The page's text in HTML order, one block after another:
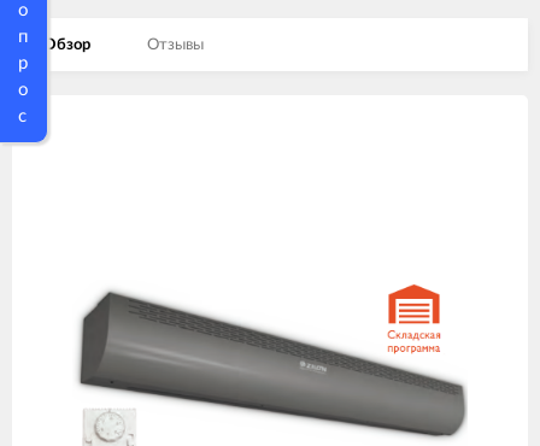
о
п
р
о
с
Обзор Отзывы
Изображения